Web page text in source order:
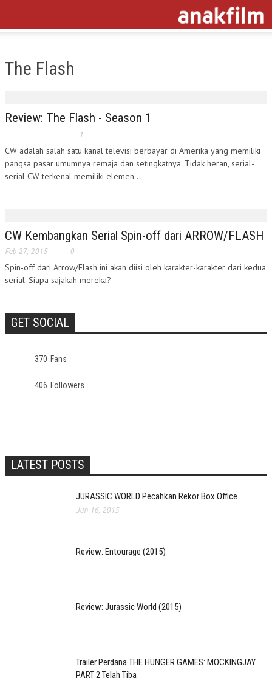
The Flash
Review: The Flash - Season 1
1
CW adalah salah satu kanal televisi berbayar di Amerika yang memiliki
pangsa pasar umumnya remaja dan setingkatnya. Tidak heran, serial-
serial CW terkenal memiliki elemen...
CW Kembangkan Serial Spin-off dari ARROW/FLASH
Feb 27, 2015 0
Spin-off dari Arrow/Flash ini akan diisi oleh karakter-karakter dari kedua
serial. Siapa sajakah mereka?
GET SOCIAL
370 Fans
406 Followers
LATEST POSTS
JURASSIC WORLD Pecahkan Rekor Box Office
Jun 16, 2015
Review: Entourage (2015)
Review: Jurassic World (2015)
Trailer Perdana THE HUNGER GAMES: MOCKINGJAY
PART 2 Telah Tiba